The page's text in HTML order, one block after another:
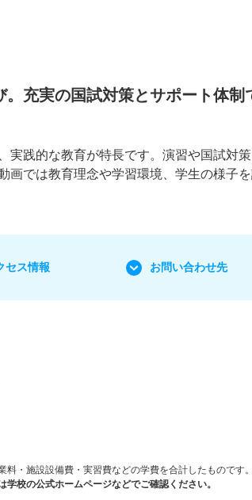
充実の国試対策とサポート体制
践的な教育が特長です。演習や国試対策
画では教育理念や学習環境、学生の様子
セス情報 お問い合わせ先
・施設設備費・実習費などの学費を合計したものです。
校の公式ホームページなどでご確認ください。